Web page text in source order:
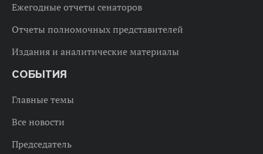
Ежегодные отчеты сенаторов
Отчеты полномочных представителей
Издания и аналитические материалы
СОБЫТИЯ
Главные темы
Все новости
Председатель